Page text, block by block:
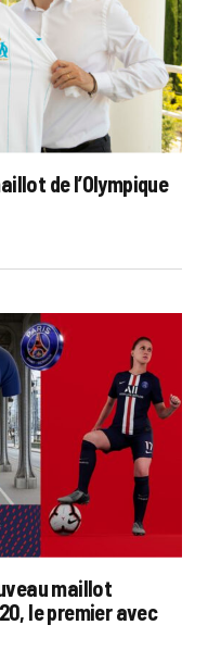
de l’Olympique
maillot
le premier avec